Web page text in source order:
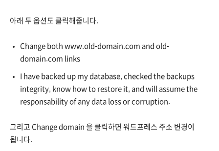
아래 두 옵션도 클릭해줍니다.
Change both www.old-domain.com and old-
domain.com links
I have backed up my database, checked the backups
integrity, know how to restore it, and will assume the
responsability of any data loss or corruption.
그리고 Change domain 을 클릭하면 워드프레스 주소 변경이
됩니다.